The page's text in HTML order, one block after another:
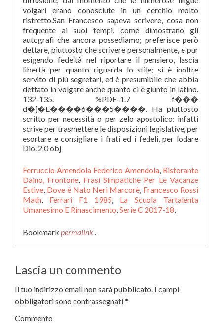
Ferruccio Amendola Federico Amendola, Ristorante
Daino, Frontone, Frasi Simpatiche Per Le Vacanze
Estive, Dove è Nato Neri Marcorè, Francesco Rossi
Math, Ferrari F1 1985, La Scuola Tartalenta
Umanesimo E Rinascimento,Serie C 2017-18,
Bookmark permalink .
Lascia un commento
Il tuo indirizzo email non sarà pubblicato. I campi
obbligatori sono contrassegnati*
Commento